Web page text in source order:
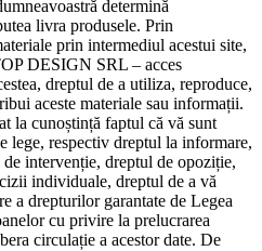
determină
livra produsele. Prin
prin intermediul acestui site,
DESIGN SRL – acces
dreptul de a utiliza, reproduce,
aceste materiale sau informații.
la cunoștință faptul că vă sunt
lege, respectiv dreptul la informare,
intervenție, dreptul de opoziție,
individuale, dreptul de a vă
a drepturilor garantate de Legea
cu privire la prelucrarea
circulație a acestor date. De